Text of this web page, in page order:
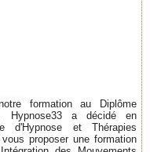
formation au Diplôme
Hypnose33 a décidé en
d'Hypnose et Thérapies
proposer une formation